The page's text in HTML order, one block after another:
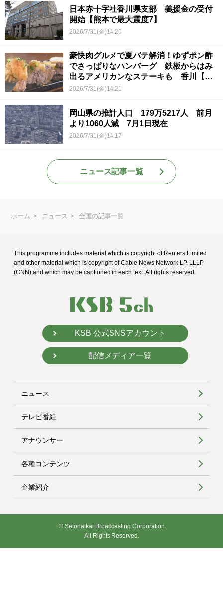
日本赤十字社香川県支部 義援金の受付
開始【熊本で最大震度7】
2026/7/31(金)14:29
豪快肉グルメで夏バテ解消！ゆずポン酢
でさっぱりなハンバーグ 鉄板からはみ
出るアメリカンなステーキも 香川【ほ
っとマルシェ】
2026/7/31(金)14:21
岡山県の推計人口 179万5217人 前月
より1060人減 7月1日現在
2026/7/31(金)14:17
ニュース記事一覧
ホーム ニュース 全国の記事一覧
This programme includes material which is copyright of Reuters Limited
and other material which is copyright of Cable News Network LP, LLLP
(CNN) and which may be captioned in each text. All rights reserved.
KSB 公式SNSアカウント
配信メディア一覧
ニュース
テレビ番組
アナウンサー
各種コンテンツ
企業紹介
© Setonaikai Broadcasting Corporation
All Rights Reserved.